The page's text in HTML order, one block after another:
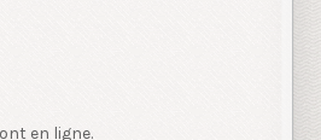
en ligne.